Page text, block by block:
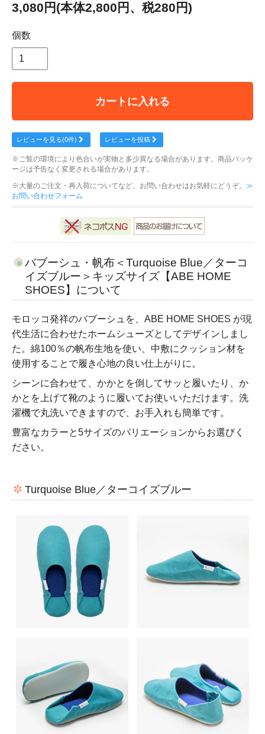
3,080円(本体2,800円、税280円)
個数
カートに入れる
レビューを見る(0件) レビューを投稿
※ご覧の環境により色合いが実物と多少異なる場合があります。商品パッケ
ージは予告なく変更される場合があります。
※大量のご注文・再入荷についてなど、お問い合わせはお気軽にどうぞ。 ≫
お問い合わせフォーム
バブーシュ・帆布＜Turquoise Blue／ターコ
イズブルー＞キッズサイズ【ABE HOME
SHOES】について
モロッコ発祥のバブーシュを、ABE HOME SHOES が現
代生活に合わせたホームシューズとしてデザインしまし
た。綿100％の帆布生地を使い、中敷にクッション材を
使用することで履き心地の良い仕上がりに。
シーンに合わせて、かかとを倒してサッと履いたり、か
かとを上げて靴のように履いてお使いいただけます。洗
濯機で丸洗いできますので、お手入れも簡単です。
豊富なカラーと5サイズのバリエーションからお選びく
ださい。
Turquoise Blue／ターコイズブルー